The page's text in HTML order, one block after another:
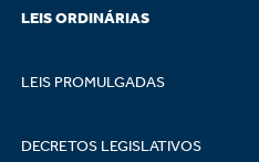
LEIS ORDINÁRIAS
LEIS PROMULGADAS
DECRETOS LEGISLATIVOS